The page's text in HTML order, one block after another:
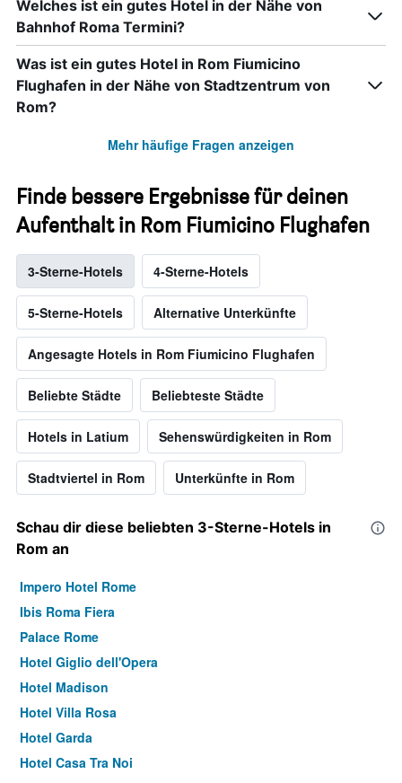
Welches ist ein gutes Hotel in der Nähe von
Bahnhof Roma Termini?
Was ist ein gutes Hotel in Rom Fiumicino
Flughafen in der Nähe von Stadtzentrum von
Rom?
Mehr häufige Fragen anzeigen
Finde bessere Ergebnisse für deinen
Aufenthalt in Rom Fiumicino Flughafen
3-Sterne-Hotels 4-Sterne-Hotels
5-Sterne-Hotels Alternative Unterkünfte
Angesagte Hotels in Rom Fiumicino Flughafen
Beliebte Städte Beliebteste Städte
Hotels in Latium Sehenswürdigkeiten in Rom
Stadtviertel in Rom Unterkünfte in Rom
Schau dir diese beliebten 3-Sterne-Hotels in
Rom an
Impero Hotel Rome
Ibis Roma Fiera
Palace Rome
Hotel Giglio dell'Opera
Hotel Madison
Hotel Villa Rosa
Hotel Garda
Hotel Casa Tra Noi